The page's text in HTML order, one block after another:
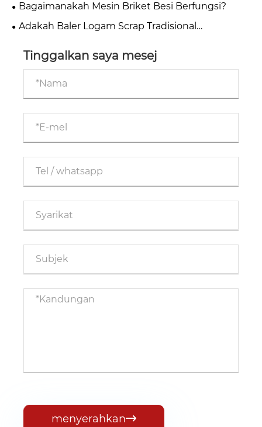
Bagaimanakah Mesin Briket Besi Berfungsi?
Adakah Baler Logam Scrap Tradisional
Tinggalkan saya mesej
menyerahkan